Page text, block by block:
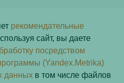
по телефону:
40-60 доб. 4
рекомендательные
сайт, вы даете
посредством
(Yandex.Metrika)
данных в том числе файлов